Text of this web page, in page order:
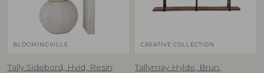
BLOOMINGVILLE
Tally Sidebord, Hvid, Resin
CREATIVE COLLECTION
Tallymay Hylde, Brun,